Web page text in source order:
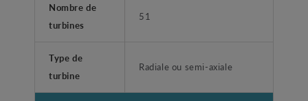
Nombre de
turbines
51
Type de
turbine
Radiale ou semi-axiale